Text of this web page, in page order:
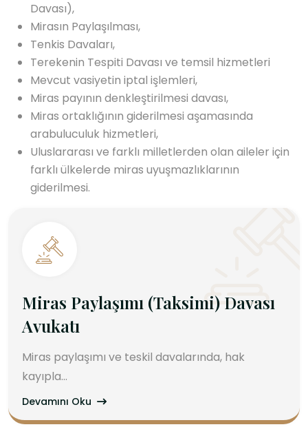
Davası),
Mirasın Paylaşılması,
Tenkis Davaları,
Terekenin Tespiti Davası ve temsil hizmetleri
Mevcut vasiyetin iptal işlemleri,
Miras payının denkleştirilmesi davası,
Miras ortaklığının giderilmesi aşamasında
arabuluculuk hizmetleri,
Uluslararası ve farklı milletlerden olan aileler için
farklı ülkelerde miras uyuşmazlıklarının
giderilmesi.
Miras Paylaşımı (Taksimi) Davası
Avukatı
Miras paylaşımı ve teskil davalarında, hak
kayıpla...
Devamını Oku